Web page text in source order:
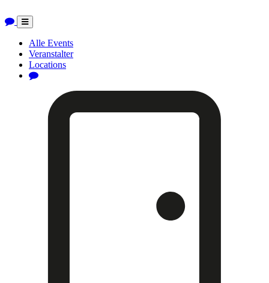
Toggle
navigation
Alle Events
Veranstalter
Locations